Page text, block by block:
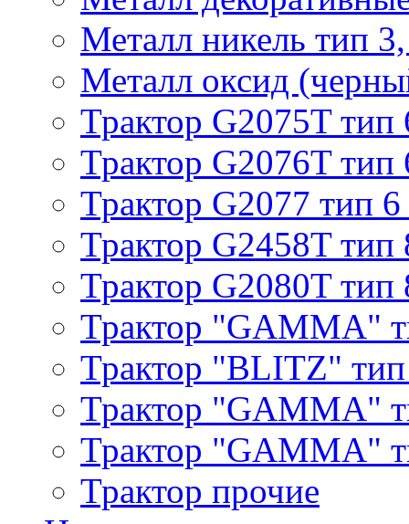
Металл никель тип
Металл оксид
Трактор G2075T тип
Трактор G2076T тип
Трактор G2077 тип 6
Трактор G2458T тип
Трактор G2080T тип
Трактор "GAMMA"
Трактор "BLITZ"
Трактор "GAMMA"
Трактор "GAMMA"
Трактор прочие